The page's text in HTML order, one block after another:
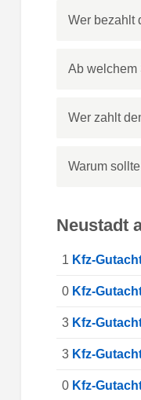
Wer bezahlt
Ab welchem
Wer zahlt
Warum
Neustadt
1 Kfz-
0 Kfz-
3 Kfz-
3 Kfz-
0 Kfz-